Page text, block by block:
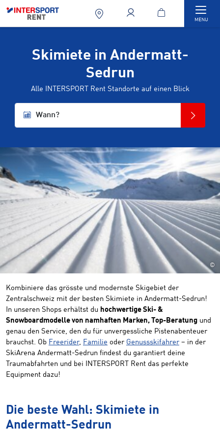
MENU
Skimiete in Andermatt-
Sedrun
Alle INTERSPORT Rent Standorte auf einen Blick
Wann?
©
Kombiniere das grösste und modernste Skigebiet der
Zentralschweiz mit der besten Skimiete in Andermatt-Sedrun!
In unseren Shops erhältst du hochwertige Ski- &
Snowboardmodelle von namhaften Marken, Top-Beratung und
genau den Service, den du für unvergessliche Pistenabenteuer
brauchst. Ob Freerider, Familie oder Genussskifahrer – in der
SkiArena Andermatt-Sedrun findest du garantiert deine
Traumabfahrten und bei INTERSPORT Rent das perfekte
Equipment dazu!
Die beste Wahl: Skimiete in
Andermatt-Sedrun